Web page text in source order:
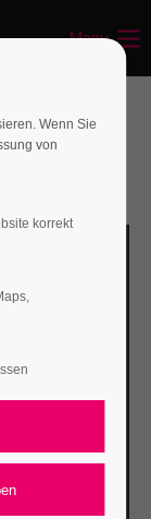
Menu
Wenn Sie
von
korrekt